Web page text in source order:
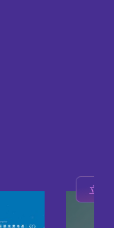
立
图